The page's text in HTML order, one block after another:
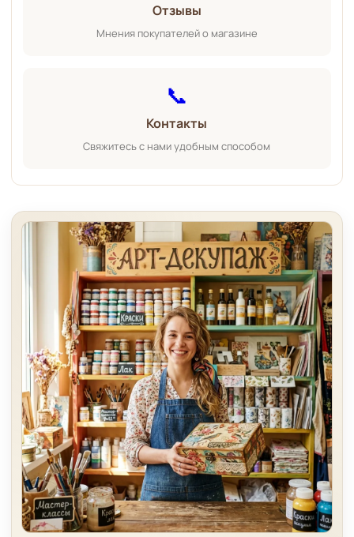
Отзывы
Мнения покупателей о магазине
📞
Контакты
Свяжитесь с нами удобным способом